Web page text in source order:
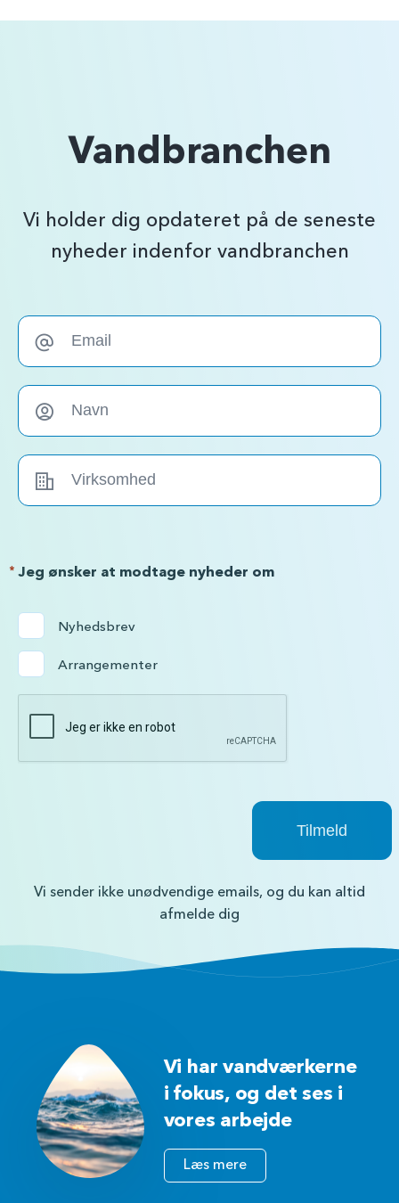
Vandbranchen
Vi holder dig opdateret på de seneste
nyheder indenfor vandbranchen
Jeg ønsker at modtage nyheder om
*
Nyhedsbrev
Arrangementer
Vi sender ikke unødvendige emails, og du kan altid
afmelde dig
Vi har vandværkerne
i fokus, og det ses i
vores arbejde
Læs mere